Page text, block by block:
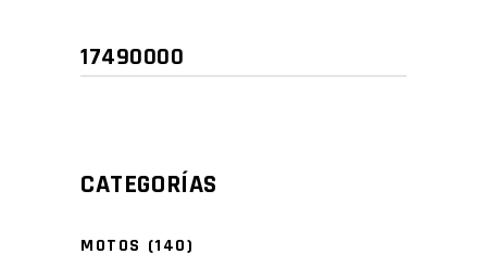
mínimo
máximo
CATEGORÍAS
MOTOS (140)